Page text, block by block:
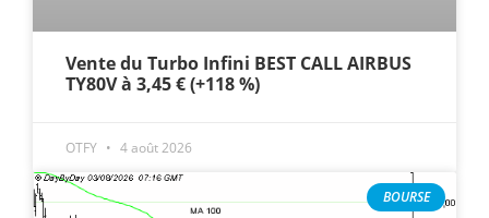
Vente du Turbo Infini BEST CALL AIRBUS
TY80V à 3,45 € (+118 %)
OTFY 4 août 2026
BOURSE